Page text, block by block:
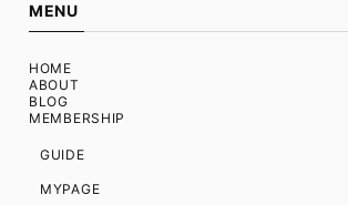
MENU
HOME
ABOUT
BLOG
MEMBERSHIP
GUIDE
MYPAGE